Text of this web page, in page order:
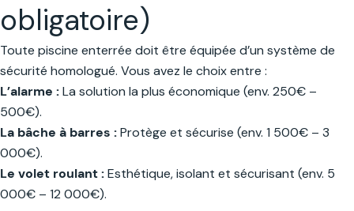
obligatoire)
Toute piscine enterrée doit être équipée d’un système de
sécurité homologué. Vous avez le choix entre :
L’alarme :La solution la plus économique (env. 250€ –
500€).
La bâche à barres :Protège et sécurise (env. 1 500€ – 3
000€).
Le volet roulant :Esthétique, isolant et sécurisant (env. 5
000€ – 12 000€).